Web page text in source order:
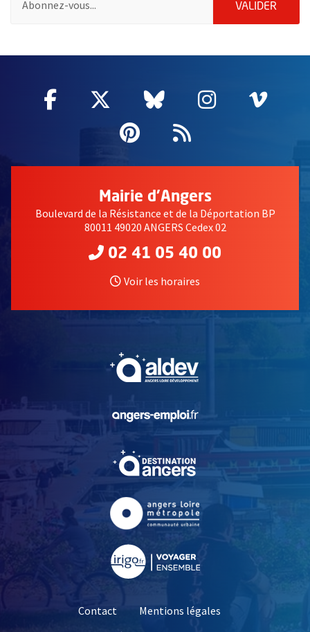
VALIDER
Facebook
, Ouvre une nouvelle fenêtre
Twitter
, Ouvre une nouvelle
Bluesky
, Ouvre une
Instagram
, Ouvre
,
Pinterest
, Ouvre une
Flux RSS
Mairie d'Angers
Boulevard de la Résistance et de la Déportation BP
80011 49020 ANGERS Cedex 02
02 41 05 40 00
Voir les horaires
, Ouvre une nouvelle
, Ouvre une nouvelle
Contact
Mentions légales